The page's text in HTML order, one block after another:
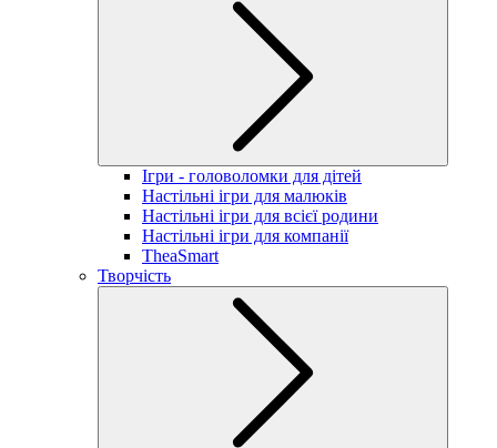
Ігри - головоломки для дітей
Настільні ігри для малюків
Настільні ігри для всієї родини
Настільні ігри для компанії
TheaSmart
Творчість